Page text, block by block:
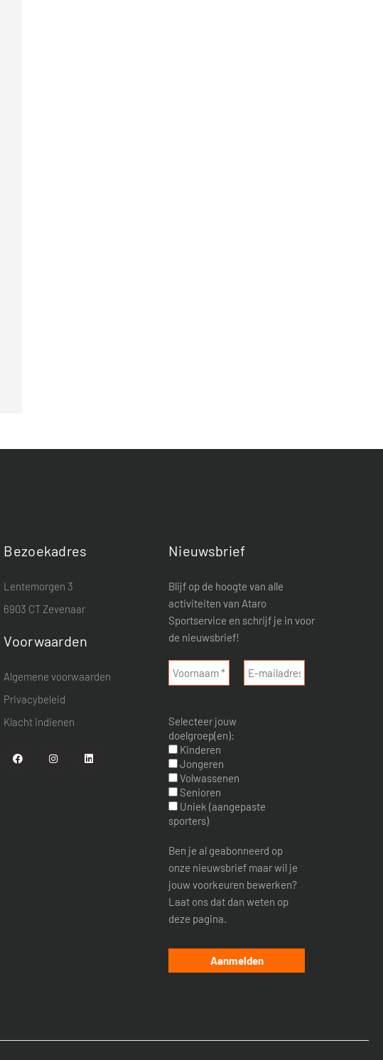
Bezoekadres
Lentemorgen 3
6903 CT Zevenaar
Voorwaarden
Algemene voorwaarden
Privacybeleid
Klacht indienen
Nieuwsbrief
Blijf op de hoogte van alle
activiteiten van Ataro
Sportservice en schrijf je in voor
de nieuwsbrief!
Selecteer jouw
doelgroep(en):
Kinderen
Jongeren
Volwassenen
Senioren
Uniek (aangepaste
sporters)
Ben je al geabonneerd op
onze nieuwsbrief maar wil je
jouw voorkeuren bewerken?
Laat ons dat dan weten op
deze pagina.